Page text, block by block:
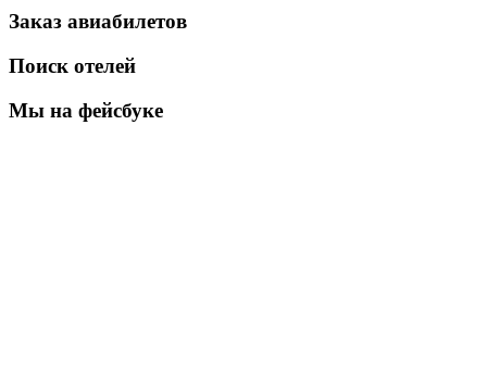
Заказ авиабилетов
Поиск отелей
Мы на фейсбуке